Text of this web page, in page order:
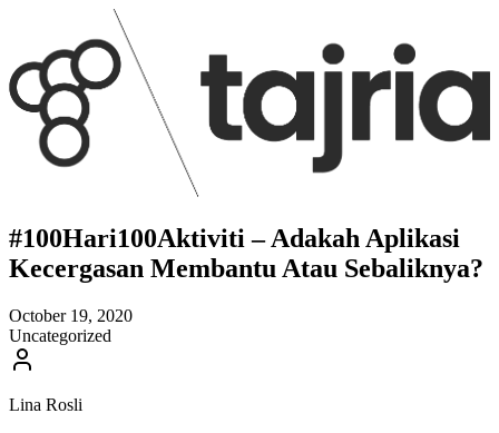
#100Hari100Aktiviti – Adakah Aplikasi
Kecergasan Membantu Atau Sebaliknya?
October 19, 2020
Uncategorized
Lina Rosli